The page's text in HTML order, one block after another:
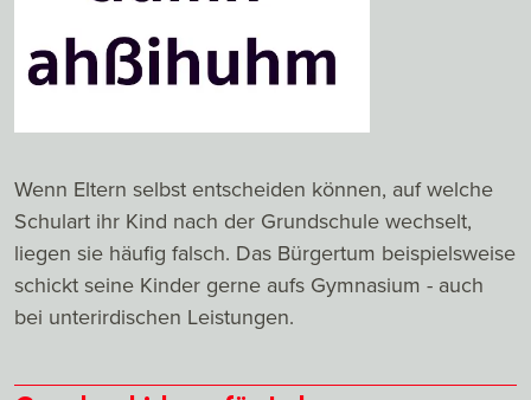
Wenn Eltern selbst entscheiden können, auf welche
Schulart ihr Kind nach der Grundschule wechselt,
liegen sie häufig falsch. Das Bürgertum beispielsweise
schickt seine Kinder gerne aufs Gymnasium - auch
bei unterirdischen Leistungen.